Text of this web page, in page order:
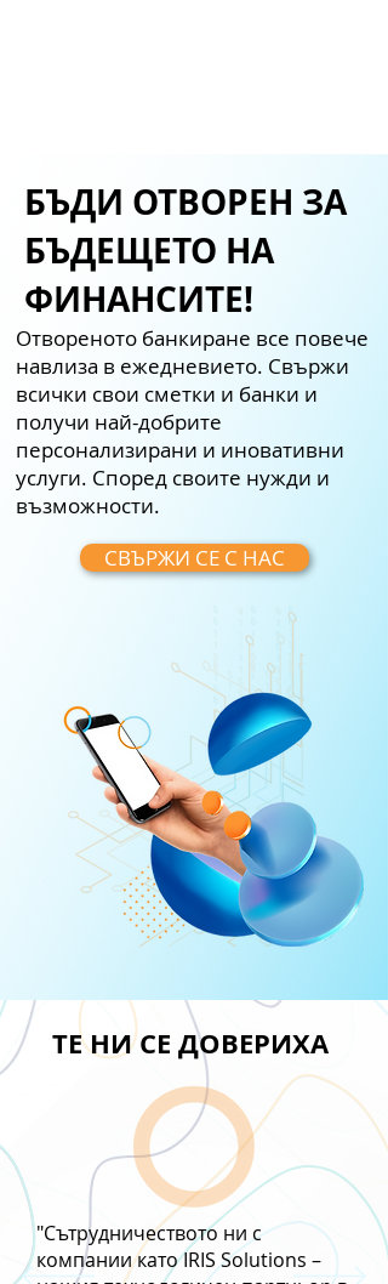
БЪДИ ОТВОРЕН ЗА
БЪДЕЩЕТО НА
ФИНАНСИТЕ!
Отвореното банкиране все повече
навлиза в ежедневието. Свържи
всички свои сметки и банки и
получи най-добрите
персонализирани и иновативни
услуги. Според своите нужди и
възможности.
СВЪРЖИ СЕ С НАС
Искаш да интегрираш
нашите решения в
бизнеса си?
Екипът на IRIS
SOLUTIONS очаква
ТЕ НИ СЕ ДОВЕРИХА
"Сътрудничеството ни с
компании като IRIS Solutions –